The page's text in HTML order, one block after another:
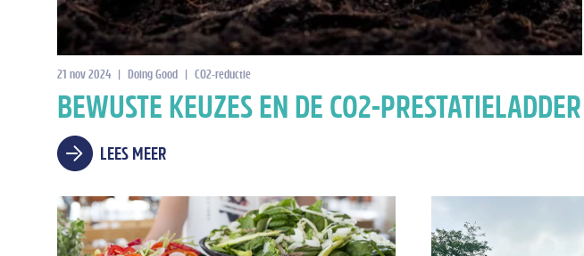
21 nov 2024 | Doing Good | CO2-reductie
BEWUSTE KEUZES EN DE CO2-PRESTATIELADDER
LEES MEER